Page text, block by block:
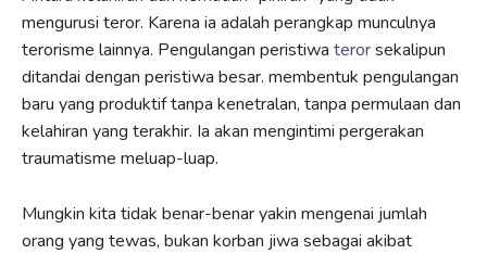
mengurusi teror. Karena ia adalah perangkap munculnya
terorisme lainnya. Pengulangan peristiwa terorsekalipun
ditandai dengan peristiwa besar. membentuk pengulangan
baru yang produktif tanpa kenetralan, tanpa permulaan dan
kelahiran yang terakhir. Ia akan mengintimi pergerakan
traumatisme meluap-luap.
Mungkin kita tidak benar-benar yakin mengenai jumlah
orang yang tewas, bukan korban jiwa sebagai akibat